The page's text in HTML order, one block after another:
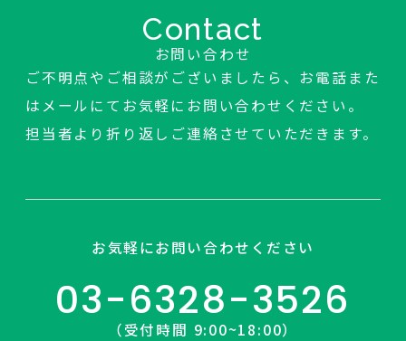
お問い合わせ
Contact
ご不明点やご相談がございましたら、お電話また
はメールにてお気軽にお問い合わせください。
担当者より折り返しご連絡させていただきます。
お気軽にお問い合わせください
03-6328-3526
（受付時間 9:00~18:00）